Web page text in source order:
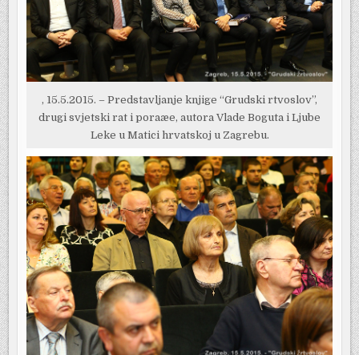
, 15.5.2015. – Predstavljanje knjige “Grudski rtvoslov”,
drugi svjetski rat i poraæe, autora Vlade Boguta i Ljube
Leke u Matici hrvatskoj u Zagrebu.